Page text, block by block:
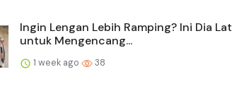
Ingin Lengan Lebih Ramping? Ini Dia
untuk Mengencang...
1 week ago 38